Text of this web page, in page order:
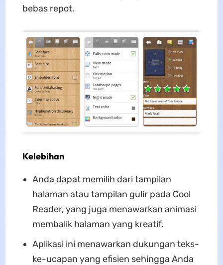
bebas repot.
Kelebihan
Anda dapat memilih dari tampilan
halaman atau tampilan gulir pada Cool
Reader, yang juga menawarkan animasi
membalik halaman yang kreatif.
Aplikasi ini menawarkan dukungan teks-
ke-ucapan yang efisien sehingga Anda